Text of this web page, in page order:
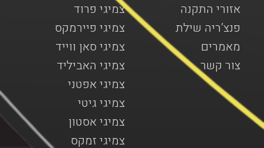
צמיגי פרוד
צמיגי פיירמקס
צמיגי סאן ווייד
צמיגי האביליד
צמיגי אפטני
צמיגי גיטי
צמיגי אסטון
צמיגי זמקס
אזורי התקנה
פנצ’ריה שילת
מאמרים
צור קשר